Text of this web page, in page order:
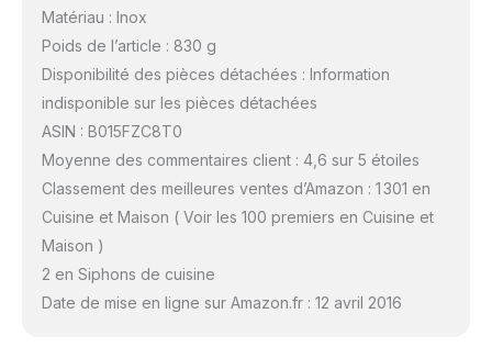
Matériau : Inox
Poids de l’article : 830 g
Disponibilité des pièces détachées : Information
indisponible sur les pièces détachées
ASIN : B015FZC8T0
Moyenne des commentaires client : 4,6 sur 5 étoiles
Classement des meilleures ventes d’Amazon : 1 301 en
Cuisine et Maison ( Voir les 100 premiers en Cuisine et
Maison )
2 en Siphons de cuisine
Date de mise en ligne sur Amazon.fr : 12 avril 2016